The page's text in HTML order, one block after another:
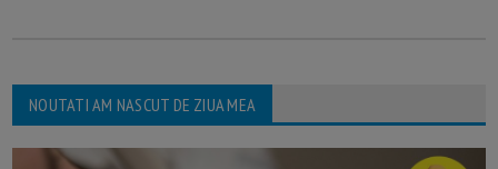
NOUTATI AM NASCUT DE ZIUA MEA